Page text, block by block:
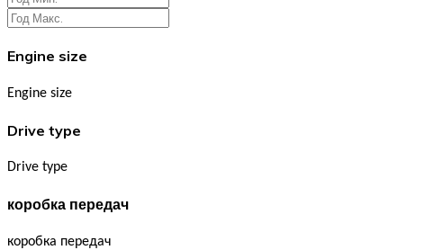
Engine size
Engine size
Drive type
Drive type
коробка передач
коробка передач